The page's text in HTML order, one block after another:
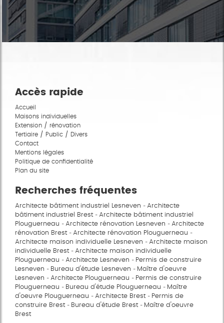
Accès rapide
Accueil
Maisons individuelles
Extension / rénovation
Tertiaire / Public / Divers
Contact
Mentions légales
Politique de confidentialité
Plan du site
Recherches fréquentes
Architecte bâtiment industriel Lesneven
Architecte
bâtiment industriel Brest
Architecte bâtiment industriel
Plouguerneau
Architecte rénovation Lesneven
Architecte
rénovation Brest
Architecte rénovation Plouguerneau
Architecte maison individuelle Lesneven
Architecte maison
individuelle Brest
Architecte maison individuelle
Plouguerneau
Architecte Lesneven
Permis de construire
Lesneven
Bureau d'étude Lesneven
Maître d'oeuvre
Lesneven
Architecte Plouguerneau
Permis de construire
Plouguerneau
Bureau d'étude Plouguerneau
Maître
d'oeuvre Plouguerneau
Architecte Brest
Permis de
construire Brest
Bureau d'étude Brest
Maître d'oeuvre
Brest